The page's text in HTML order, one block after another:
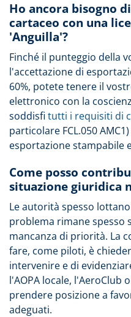
Ho ancora bisogno
cartaceo con una
'Anguilla'?
Finché il punteggio della
l'accettazione di
60%, potete tenere il
elettronico con la
soddisfi tutti i requisiti di
particolare FCL.050
esportazione stampabile
Come posso
situazione giuridica
Le autorità spesso
problema rimane spesso
mancanza di priorità. La
fare, come piloti, è
intervenire e di
l'AOPA locale, l'AeroClub
prendere posizione a
adeguati.